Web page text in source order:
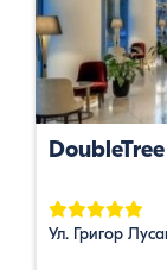
Ул. Григор